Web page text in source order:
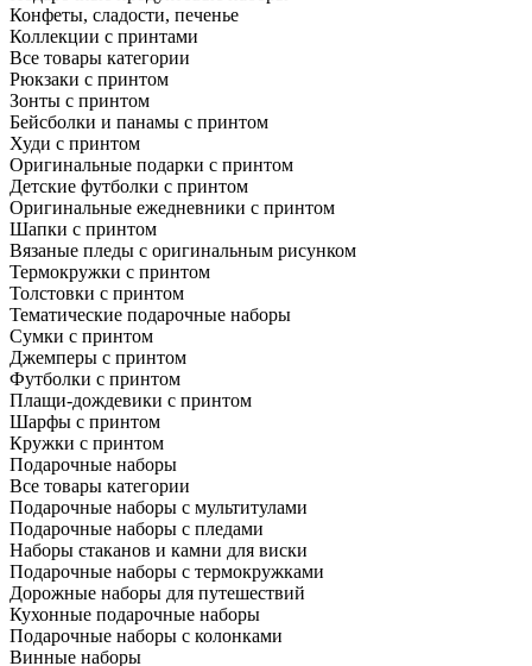
Конфеты, сладости, печенье
Коллекции с принтами
Все товары категории
Рюкзаки с принтом
Зонты с принтом
Бейсболки и панамы с принтом
Худи с принтом
Оригинальные подарки с принтом
Детские футболки с принтом
Оригинальные ежедневники с принтом
Шапки с принтом
Вязаные пледы с оригинальным рисунком
Термокружки с принтом
Толстовки с принтом
Тематические подарочные наборы
Сумки с принтом
Джемперы с принтом
Футболки с принтом
Плащи-дождевики с принтом
Шарфы с принтом
Кружки с принтом
Подарочные наборы
Все товары категории
Подарочные наборы с мультитулами
Подарочные наборы с пледами
Наборы стаканов и камни для виски
Подарочные наборы с термокружками
Дорожные наборы для путешествий
Кухонные подарочные наборы
Подарочные наборы с колонками
Винные наборы